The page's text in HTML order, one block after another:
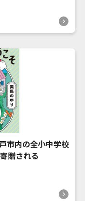
市内の全小中学校
贈される